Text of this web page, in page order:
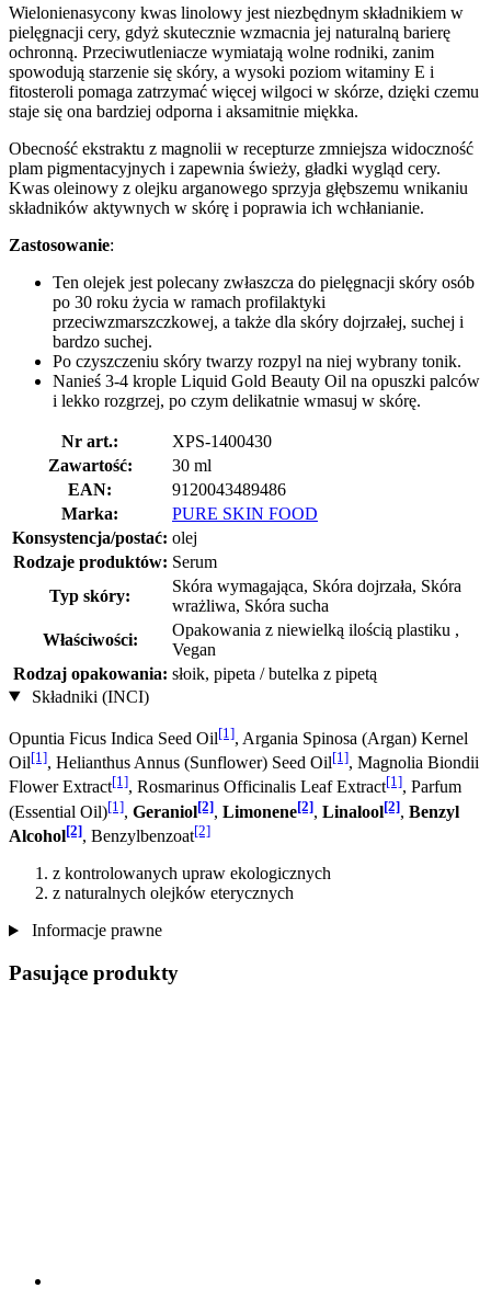
Wielonienasycony kwas linolowy jest niezbędnym składnikiem w
pielęgnacji cery, gdyż skutecznie wzmacnia jej naturalną barierę
ochronną. Przeciwutleniacze wymiatają wolne rodniki, zanim
spowodują starzenie się skóry, a wysoki poziom witaminy E i
fitosteroli pomaga zatrzymać więcej wilgoci w skórze, dzięki czemu
staje się ona bardziej odporna i aksamitnie miękka.
Obecność ekstraktu z magnolii w recepturze zmniejsza widoczność
plam pigmentacyjnych i zapewnia świeży, gładki wygląd cery.
Kwas oleinowy z olejku arganowego sprzyja głębszemu wnikaniu
składników aktywnych w skórę i poprawia ich wchłanianie.
Zastosowanie:
Ten olejek jest polecany zwłaszcza do pielęgnacji skóry osób
po 30 roku życia w ramach profilaktyki
przeciwzmarszczkowej, a także dla skóry dojrzałej, suchej i
bardzo suchej.
Po czyszczeniu skóry twarzy rozpyl na niej wybrany tonik.
Nanieś 3-4 krople Liquid Gold Beauty Oil na opuszki palców
i lekko rozgrzej, po czym delikatnie wmasuj w skórę.
Nr art.:
XPS-1400430
Zawartość:
30 ml
EAN:
9120043489486
Marka:
PURE SKIN FOOD
Konsystencja/postać: olej
Rodzaje produktów: Serum
Typ skóry:
Skóra wymagająca, Skóra dojrzała, Skóra
wrażliwa, Skóra sucha
Właściwości:
Opakowania z niewielką ilością plastiku ,
Vegan
Rodzaj opakowania: słoik, pipeta / butelka z pipetą
Składniki (INCI)
Opuntia Ficus Indica Seed Oil[1], Argania Spinosa (Argan) Kernel
Oil[1], Helianthus Annus (Sunflower) Seed Oil[1], Magnolia Biondii
Flower Extract[1], Rosmarinus Officinalis Leaf Extract[1], Parfum
(Essential Oil)[1], Geraniol[2], Limonene[2], Linalool[2], Benzyl
Alcohol[2], Benzylbenzoat[2]
z kontrolowanych upraw ekologicznych
z naturalnych olejków eterycznych
Informacje prawne
Pasujące produkty